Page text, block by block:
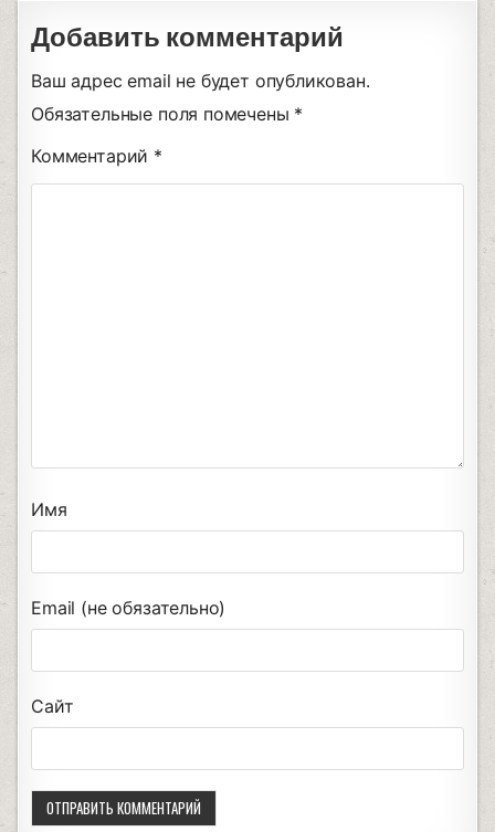
Добавить комментарий
Ваш адрес email не будет опубликован.
Обязательные поля помечены *
Комментарий *
Имя
Email (не обязательно)
Сайт